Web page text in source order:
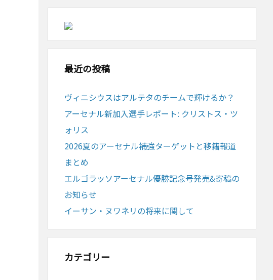
最近の投稿
ヴィニシウスはアルテタのチームで輝けるか？
アーセナル新加入選手レポート: クリストス・ツ
ォリス
2026夏のアーセナル補強ターゲットと移籍報道
まとめ
エルゴラッソアーセナル優勝記念号発売&寄稿の
お知らせ
イーサン・ヌワネリの将来に関して
カテゴリー